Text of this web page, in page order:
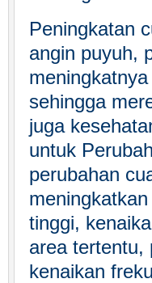
Peningkatan
angin puyuh,
sehingga
juga
untuk
perubahan
tinggi,
area tertentu,
kenaikan